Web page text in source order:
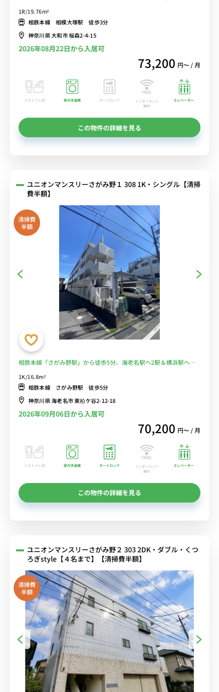
和駅・横浜駅へ乗換なし■選べるWi-Fi格安レンタル中！
1R/19.76m²
相鉄本線 相模大塚駅 徒歩3分
神奈川県 大和市 桜森2-4-15
2026年08月22日から入居可
73,200 円〜 / 月
バストイレ別 室内洗濯機 オートロック
インターネット
無料
エレベーター
この物件の詳細を見る
ユニオンマンスリーさがみ野１ 308 1K・シングル【清掃
費半額】
清掃費
半額
相鉄本線「さがみ野駅」から徒歩5分、海老名駅へ2駅＆横浜駅へ乗
格安レンタル中！
1K/16.8m²
相鉄本線 さがみ野駅 徒歩5分
神奈川県 海老名市 東柏ケ谷2-12-18
2026年09月06日から入居可
70,200 円〜 / 月
バストイレ別 室内洗濯機 オートロック
インターネット
無料
エレベーター
この物件の詳細を見る
ユニオンマンスリーさがみ野２ 303 2DK・ダブル・くつ
ろぎstyle【４名まで】【清掃費半額】
清掃費
半額